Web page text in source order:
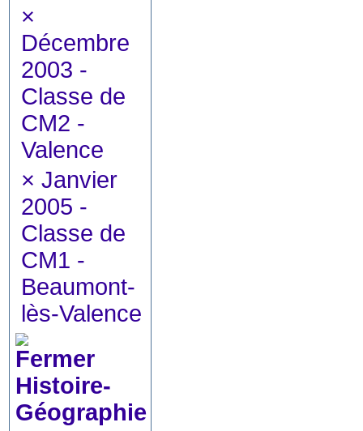
×
Décembre
2003 -
Classe de
CM2 -
Valence
× Janvier
2005 -
Classe de
CM1 -
Beaumont-
lès-Valence
Histoire-
Géographie